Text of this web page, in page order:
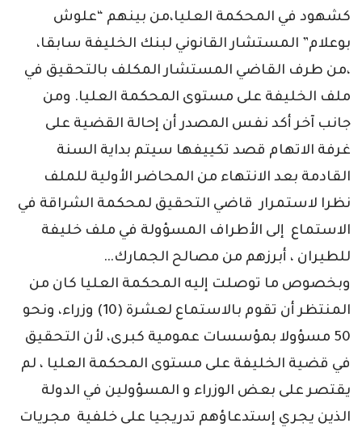
كشهود في المحكمة العليا،من بينهم “علوش
بوعلام” المستشار القانوني لبنك الخليفة سابقا،
،من طرف القاضي المستشار المكلف بالتحقيق في
ملف الخليفة على مستوى المحكمة العليا. ومن
جانب آخر أكد نفس المصدر أن إحالة القضية على
غرفة الاتهام قصد تكييفها سيتم بداية السنة
القادمة بعد الانتهاء من المحاضر الأولية للملف
نظرا لاستمرار قاضي التحقيق لمحكمة الشراقة في
الاستماع إلى الأطراف المسؤولة في ملف خليفة
للطيران ، أبرزهم من مصالح الجمارك…
وبخصوص ما توصلت إليه المحكمة العليا كان من
المنتظر أن تقوم بالاستماع لعشرة (10) وزراء، ونحو
50 مسؤولا بمؤسسات عمومية كبرى، لأن التحقيق
في قضية الخليفة على مستوى المحكمة العليا ، لم
يقتصر على بعض الوزراء و المسؤولين في الدولة
الذين يجري إستدعاؤهم تدريجيا على خلفية مجريات